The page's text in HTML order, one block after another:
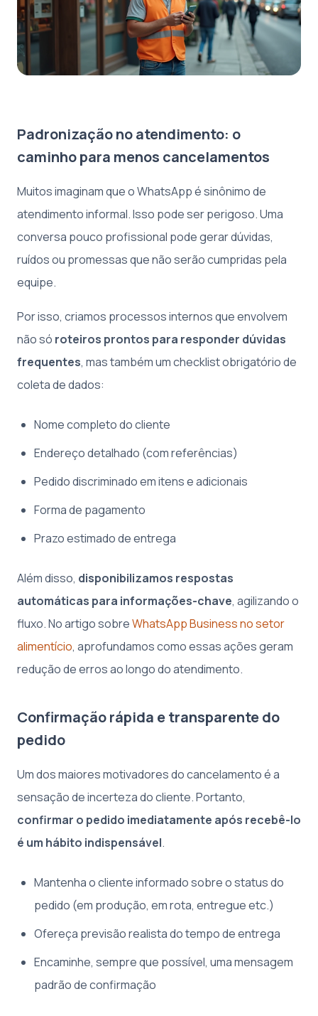
Padronização no atendimento: o
caminho para menos cancelamentos
Muitos imaginam que o WhatsApp é sinônimo de
atendimento informal. Isso pode ser perigoso. Uma
conversa pouco profissional pode gerar dúvidas,
ruídos ou promessas que não serão cumpridas pela
equipe.
Por isso, criamos processos internos que envolvem
não só roteiros prontos para responder dúvidas
frequentes, mas também um checklist obrigatório de
coleta de dados:
Nome completo do cliente
Endereço detalhado (com referências)
Pedido discriminado em itens e adicionais
Forma de pagamento
Prazo estimado de entrega
Além disso, disponibilizamos respostas
automáticas para informações-chave, agilizando o
fluxo. No artigo sobreWhatsApp Business no setor
alimentício, aprofundamos como essas ações geram
redução de erros ao longo do atendimento.
Confirmação rápida e transparente do
pedido
Um dos maiores motivadores do cancelamento é a
sensação de incerteza do cliente. Portanto,
confirmar o pedido imediatamente após recebê-lo
é um hábito indispensável.
Mantenha o cliente informado sobre o status do
pedido (em produção, em rota, entregue etc.)
Ofereça previsão realista do tempo de entrega
Encaminhe, sempre que possível, uma mensagem
padrão de confirmação